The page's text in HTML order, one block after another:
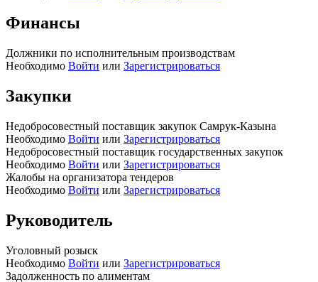
Финансы
Должники по исполнительным производствам
Необходимо Войти или Зарегистрироваться
Закупки
Недобросовестный поставщик закупок Самрук-Казына
Необходимо Войти или Зарегистрироваться
Недобросовестный поставщик государственных закупок
Необходимо Войти или Зарегистрироваться
Жалобы на организатора тендеров
Необходимо Войти или Зарегистрироваться
Руководитель
Уголовный розыск
Необходимо Войти или Зарегистрироваться
Задолженность по алиментам